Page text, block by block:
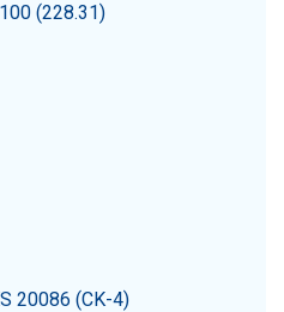
(228.31)
20086 (CK-4)